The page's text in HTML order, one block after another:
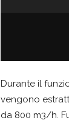
Durante il
vengono
da 800 m3/h.